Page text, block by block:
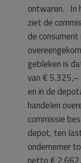
ontwaren. In
ziet de
de
gebleken is
van €
en in de
handelen
commissie
depot, ten
ondernemer
netto €